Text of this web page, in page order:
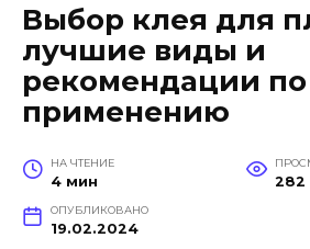
Выбор клея для
лучшие виды и
рекомендации по
применению
НА ЧТЕНИЕ
4 мин 282
ОПУБЛИКОВАНО
19.02.2024